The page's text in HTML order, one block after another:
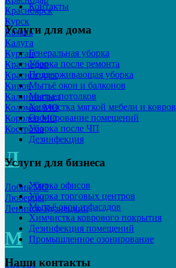
Красноярск
Курск
Казань
Калуга
Курган
Краснодар
Красногорск
Киров
Калининград
Коломна МО
Королев МО
Кострома
Л
Лобня МО
Люберцы
Ленинск-Кузнецкий
М
Контакты
Услуги для дома
Генеральная уборка
Уборка после ремонта
Поддерживающая уборка
Мытьё окон и балконов
Мытье потолков
Химчистка мягкой мебели и ковров
Озонирование помещений
Уборка после ЧП
Дезинфекция
Услуги для бизнеса
Уборка офисов
Уборка торговых центров
Мытьё окон и фасадов
Химчистка коврового покрытия
Дезинфекция помещений
Промышленное озонирование
Наши контакты